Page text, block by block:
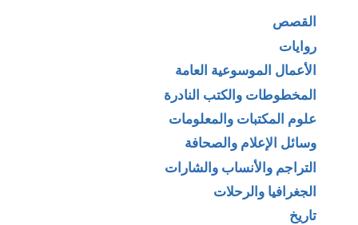
القصص
روايات
الأعمال الموسوعية العامة
المخطوطات والكتب النادرة
علوم المكتبات والمعلومات
وسائل الإعلام والصحافة
التراجم والأنساب والشارات
الجغرافيا والرحلات
تاريخ